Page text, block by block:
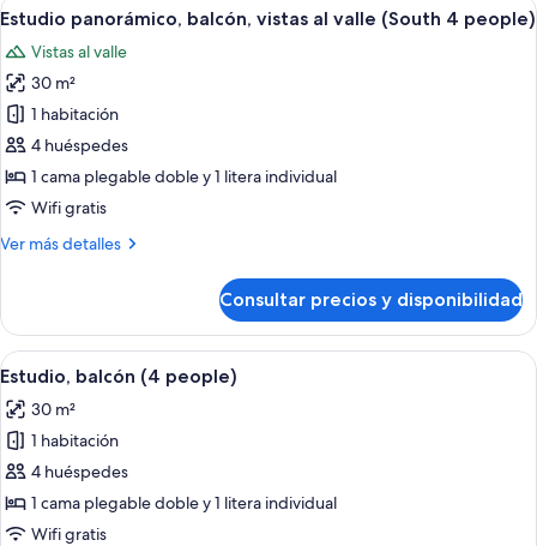
people)
todas
las
fotos
de
Estudio
panorámico,
balcón,
al
4
people)
9
Estudio panorámico, balcón, vistas al valle (South 4 people)
Vistas al valle
30 m²
1 habitación
4 huéspedes
1 cama plegable doble y 1 litera individual
Wifi gratis
Ver más detalles
Más
panorámico,
balcón,
vistas
valle
(South
people)
Consultar precios y disponibilidad
Abrir
todas
las
fotos
de
Estudio,
balcón
Habitación de hotel moderna con
16
Estudio, balcón (4 people)
30 m²
1 habitación
4 huéspedes
1 cama plegable doble y 1 litera individual
Wifi gratis